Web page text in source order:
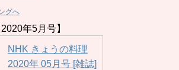
グへ
年5月号】
NHK きょうの料理
2020年 05月号 [雑誌]